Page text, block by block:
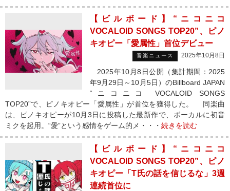
【ビルボード】“ニコニコ
VOCALOID SONGS TOP20”、ピノ
キオピー「愛属性」首位デビュー
音楽ニュース 2025年10月8日
2025年10月8日公開（集計期間：2025
年9月29日～10月5日）のBillboard JAPAN
“ニコニコ VOCALOID SONGS
TOP20”で、ピノキオピー「愛属性」が首位を獲得した。 同楽曲
は、ピノキオピーが10月3日に投稿した最新作で、ボーカルに初音
ミクを起用。“愛”という感情をゲーム的メ・・・ 続きを読む
【ビルボード】“ニコニコ
VOCALOID SONGS TOP20”、ピノ
キオピー「T氏の話を信じるな」3週
連続首位に